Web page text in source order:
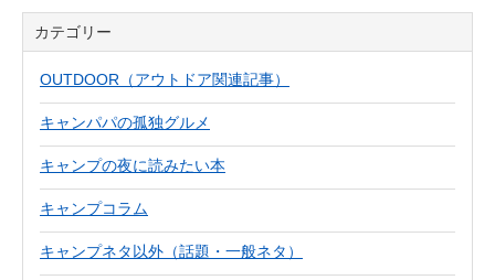
カテゴリー
OUTDOOR（アウトドア関連記事）
キャンパパの孤独グルメ
キャンプの夜に読みたい本
キャンプコラム
キャンプネタ以外（話題・一般ネタ）